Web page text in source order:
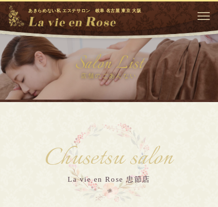
あきらめない私 エステサロン 岐阜 名古屋 東京 大阪
Salon List
店舗のごあんない
Chusetsu salon
La vie en Rose 忠節店